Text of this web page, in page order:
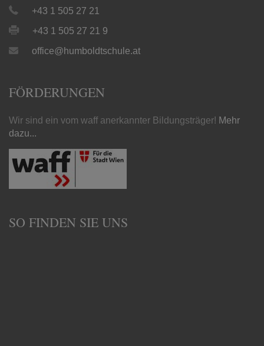
+43 1 505 27 21
+43 1 505 27 21 9
office@humboldtschule.at
FÖRDERUNGEN
Wir sind ein vom waff anerkannter Bildungsträger! Mehr
dazu...
SO FINDEN SIE UNS